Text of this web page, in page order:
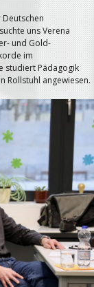
Deutschen
uns Verena
und Gold-
im
studiert Pädagogik
Rollstuhl angewiesen.